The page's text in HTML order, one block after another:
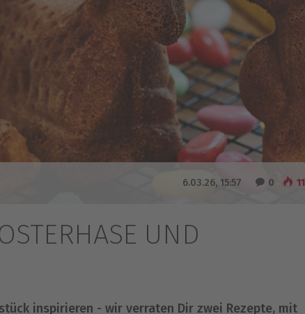
6.03.26, 15:57 0
UND
inspirieren - wir verraten Dir zwei Rezepte, mit